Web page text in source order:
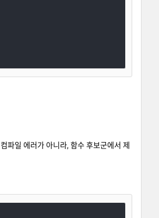
파일 에러가 아니라, 함수 후보군에서 제